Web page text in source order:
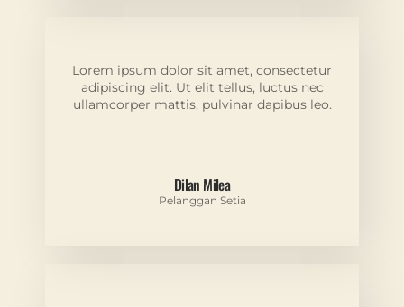
Lorem ipsum dolor sit amet, consectetur
adipiscing elit. Ut elit tellus, luctus nec
ullamcorper mattis, pulvinar dapibus leo.
Dilan Milea
Pelanggan Setia